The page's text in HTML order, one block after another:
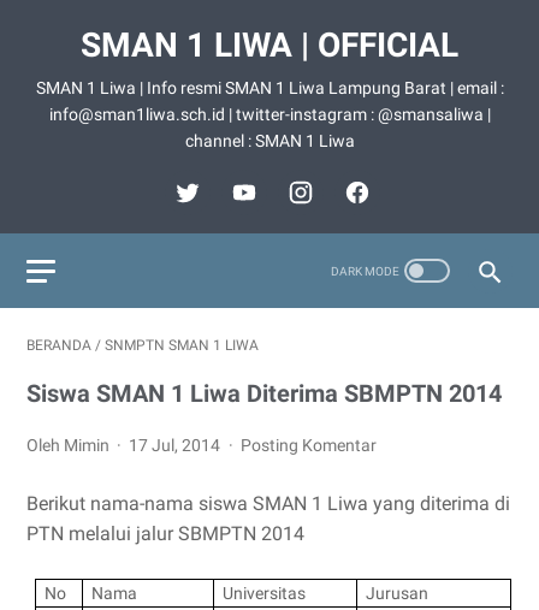
SMAN 1 LIWA | OFFICIAL
SMAN 1 Liwa | Info resmi SMAN 1 Liwa Lampung Barat | email :
info@sman1liwa.sch.id | twitter-instagram : @smansaliwa |
channel : SMAN 1 Liwa
BERANDA / SNMPTN SMAN 1 LIWA
Siswa SMAN 1 Liwa Diterima SBMPTN 2014
Oleh Mimin 17 Jul, 2014 Posting Komentar
Berikut nama-nama siswa SMAN 1 Liwa yang diterima di
PTN melalui jalur SBMPTN 2014
No Nama Universitas
Jurusan